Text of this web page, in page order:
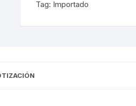
Tag: Importado